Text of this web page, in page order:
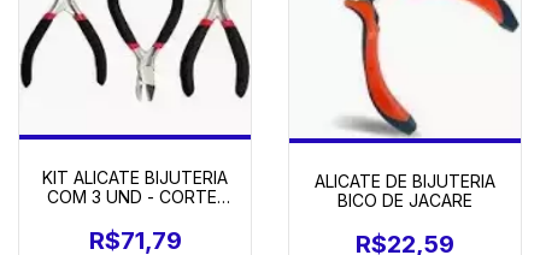
KIT ALICATE BIJUTERIA
COM 3 UND - CORTE/
DE JACARE
R$71,79
ALICATE DE BIJUTERIA
BICO DE JACARE
R$22,59